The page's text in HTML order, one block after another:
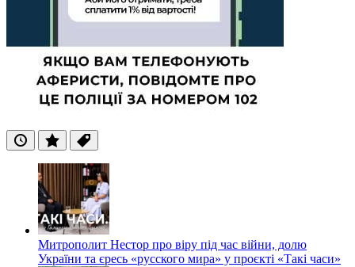
ОстанніПопулярні
Теги
Митрополит Нестор про віру під час війни, долю
України та єресь «русского мира» у проєкті «Такі часи»